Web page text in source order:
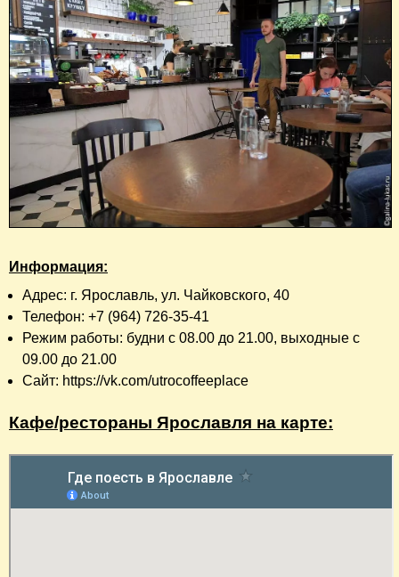
Информация:
Адрес: г. Ярославль, ул. Чайковского, 40
Телефон: +7 (964) 726-35-41
Режим работы: будни с 08.00 до 21.00, выходные с
09.00 до 21.00
Сайт: https://vk.com/utrocoffeeplace
Кафе/рестораны Ярославля на карте: